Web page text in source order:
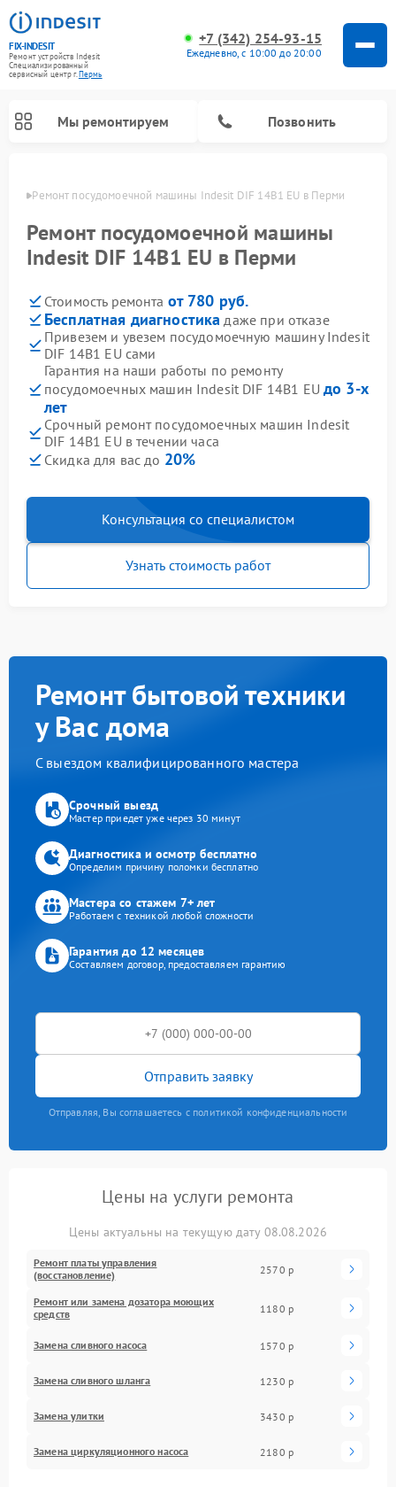
FIX-INDESIT
Ремонт устройств Indesit
Специализированный
cервисный центр г.Пермь
+7 (342) 254-93-15
Ежедневно, с 10:00 до 20:00
Мы ремонтируем Позвонить
Ремонт посудомоечной машины Indesit DIF 14B1 EU в Перми
Ремонт посудомоечной машины
Indesit DIF 14B1 EU в Перми
Стоимость ремонта от 780 руб.
Бесплатная диагностика даже при отказе
Привезем и увезем посудомоечную машину Indesit
DIF 14B1 EU сами
Гарантия на наши работы по ремонту
посудомоечных машин Indesit DIF 14B1 EU до 3-х
лет
Срочный ремонт посудомоечных машин Indesit
DIF 14B1 EU в течении часа
Скидка для вас до 20%
Консультация со специалистом
Узнать стоимость работ
Ремонт бытовой техники
у Вас дома
С выездом квалифицированного мастера
Срочный выезд
Мастер приедет уже через 30 минут
Диагностика и осмотр бесплатно
Определим причину поломки бесплатно
Мастера со стажем 7+ лет
Работаем с техникой любой сложности
Гарантия до 12 месяцев
Составляем договор, предоставляем гарантию
Отправить заявку
Отправляя, Вы соглашаетесь с политикой конфиденциальности
Цены на услуги ремонта
Цены актуальны на текущую дату 08.08.2026
Ремонт платы управления
(восстановление)
2570 р
Ремонт или замена дозатора моющих
средств
1180 р
Замена сливного насоса 1570 р
Замена сливного шланга 1230 р
Замена улитки 3430 р
Замена циркуляционного насоса 2180 р